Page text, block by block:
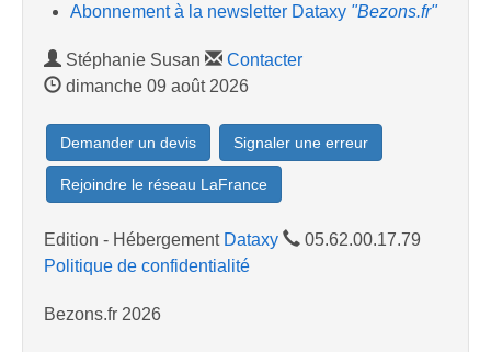
Abonnement à la newsletter Dataxy "Bezons.fr"
Stéphanie Susan
Contacter
dimanche 09 août 2026
Demander un devis Signaler une erreur
Rejoindre le réseau LaFrance
Edition - Hébergement Dataxy
05.62.00.17.79
Politique de confidentialité
Bezons.fr 2026